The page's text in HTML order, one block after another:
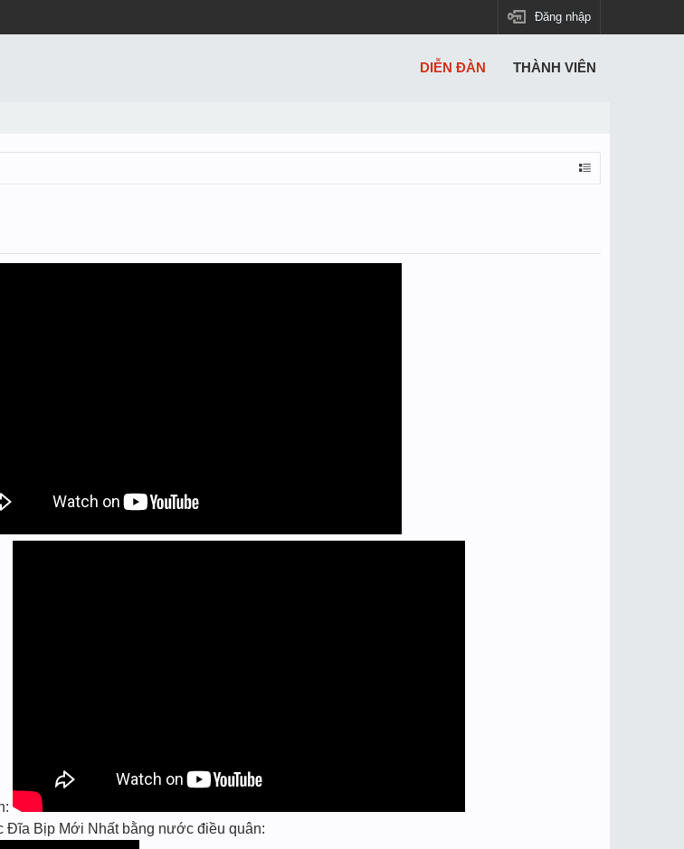
Đăng nhập
Đĩa Bịp Mới Nhất bằng nước điều quân:
DIỄN ĐÀN THÀNH VIÊN